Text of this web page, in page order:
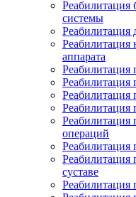
Реабилитация
системы
Реабилитация
Реабилитация
аппарата
Реабилитация
Реабилитация
Реабилитация
Реабилитация
операций
Реабилитация
Реабилитация
суставе
Реабилитация